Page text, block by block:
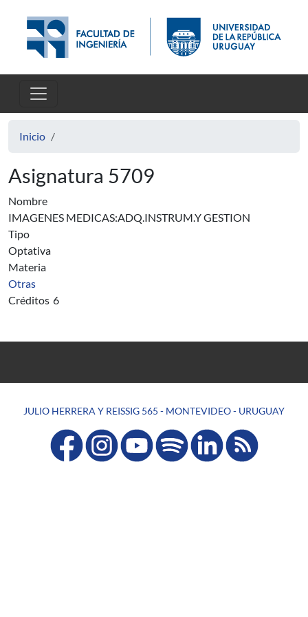
Inicio
Asignatura 5709
Nombre
IMAGENES MEDICAS:ADQ.INSTRUM.Y GESTION
Tipo
Optativa
Materia
Otras
Créditos 6
JULIO HERRERA Y REISSIG 565 - MONTEVIDEO - URUGUAY